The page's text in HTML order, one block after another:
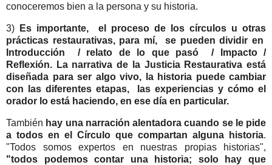
conoceremos bien a la persona y su historia.
3)
Es importante, el proceso de los círculos u otras
prácticas restaurativas, para mí, se pueden dividir en
Introducción / relato de lo que pasó / Impacto /
Reflexión. La narrativa de la Justicia Restaurativa está
diseñada para ser algo vivo, la historia puede cambiar
con las diferentes etapas, las experiencias y cómo el
orador lo está haciendo, en ese día en particular.
También hay una narración alentadora cuando se le pide
a todos en el Círculo que compartan alguna historia.
"Todos somos expertos en nuestras propias historias",
"todos podemos contar una historia; solo hay que